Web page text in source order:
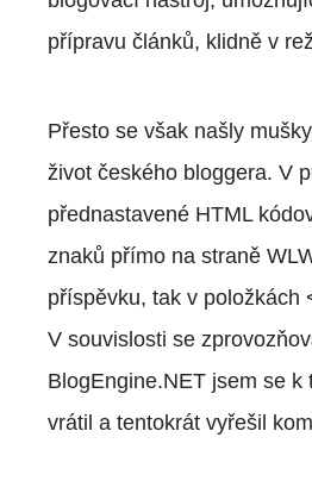
přípravu článků, klidně v
Přesto se však našly
život českého bloggera. V
přednastavené HTML
znaků přímo na straně
příspěvku, tak v položkách
V souvislosti se
BlogEngine.NET jsem se k
vrátil a tentokrát vyřešil